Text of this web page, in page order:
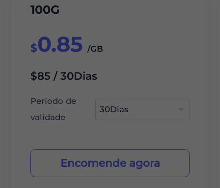
100G
$0.85 /GB
$85 / 30Dias
Período de
validade
Encomende agora